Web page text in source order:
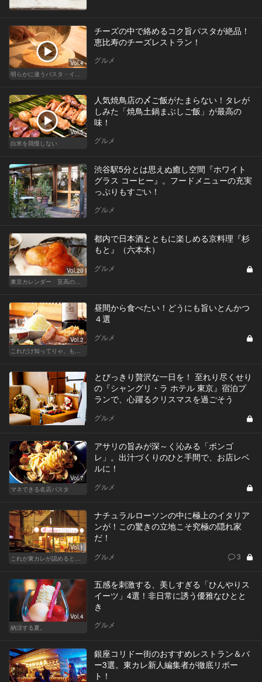
Vol.4
明らかに違うパスタ・イタリアン
チーズの中で絡めるコク旨パスタが絶品！
恵比寿のチーズレストラン！
グルメ
Vol.5
白米を我慢しない
人気焼鳥店の〆ご飯がたまらない！タレが
しみた「焼鳥土鍋まぶしご飯」が最高の
味！
グルメ
渋谷駅5分とは思えぬ癒し空間『ホワイト
グラス コーヒー』。フードメニューの充実
っぷりもすごい！
グルメ
Vol.20
東京カレンダー 至高の名店シリーズ
都内で日本酒とともに楽しめる京料理『杉
もと』（六本木）
グルメ
Vol.2
これだけ知ってりゃ、もはや『通』！ 東カレ厳選とんかつ特集
昼間から食べたい！どうにも旨いとんかつ
４選
グルメ
とびっきり贅沢な一日を！ 至れり尽くせり
の『シャングリ・ラ ホテル 東京』宿泊プ
ランで、心躍るクリスマスを過ごそう
グルメ
Vol.7
マネできる名店パスタ
アサリの旨みが深～く沁みる「ボンゴ
レ」。出汁づくりのひと手間で、お店レベ
ルに！
グルメ
Vol.1
ナチュラルローソンの中に極上のイタリア
ンが！この驚きの立地こそ究極の隠れ家
だ！
グルメ 3
Vol.4
納涼する夏。
五感を刺激する、美しすぎる「ひんやりス
イーツ」4選！非日常に誘う優雅なひとと
き
グルメ
銀座コリドー街のおすすめレストラン＆バ
ー3選。東カレ新人編集者が徹底リポー
ト！